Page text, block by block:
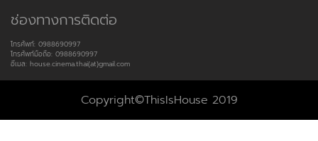
ช่องทางการติดต่อ
โทรศัพท์: 0988690997
โทรศัพท์มือถือ: 0988690997
อีเมล: house.cinema.thai(at)gmail.com
Copyright©ThisIsHouse 2019